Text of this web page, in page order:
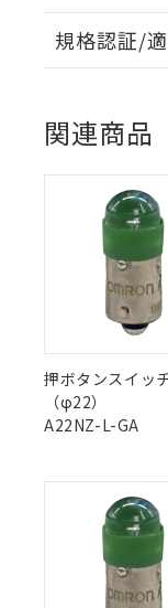
EU RoHS 注
対応状況 ※1
対応済み
中国 RoHS
中国 RoHS表
Pb
"対応済み"や
非含有品が
規格認証/
No
LR型式承認
（イギリス
船舶規格）
関連商品
押ボタンスイッ
（φ22）
A22NZ-L-GA